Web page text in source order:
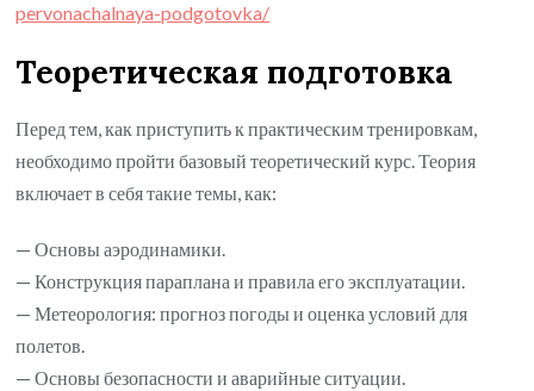
pervonachalnaya-podgotovka/
Теоретическая подготовка
Перед тем, как приступить к практическим тренировкам,
необходимо пройти базовый теоретический курс. Теория
включает в себя такие темы, как:
— Основы аэродинамики.
— Конструкция параплана и правила его эксплуатации.
— Метеорология: прогноз погоды и оценка условий для
полетов.
— Основы безопасности и аварийные ситуации.